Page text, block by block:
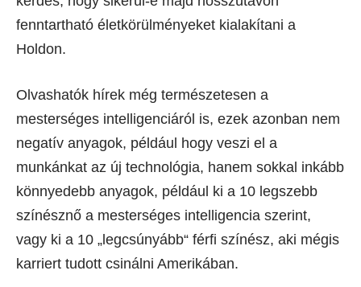
fenntartható életkörülményeket kialakítani a
Holdon.
Olvashatók hírek még természetesen a
mesterséges intelligenciáról is, ezek azonban nem
negatív anyagok, például hogy veszi el a
munkánkat az új technológia, hanem sokkal inkább
könnyedebb anyagok, például ki a 10 legszebb
színésznő a mesterséges intelligencia szerint,
vagy ki a 10 „legcsúnyább“ férfi színész, aki mégis
karriert tudott csinálni Amerikában.